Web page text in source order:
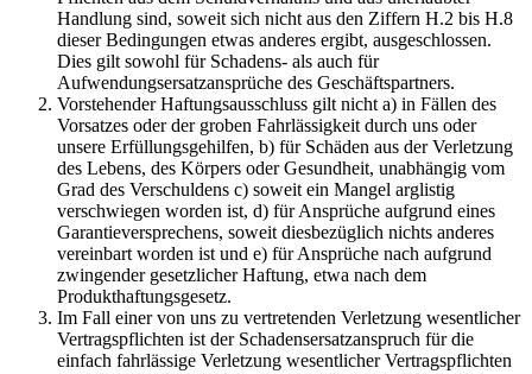
Handlung sind, soweit sich nicht aus den Ziffern H.2 bis H.8
dieser Bedingungen etwas anderes ergibt, ausgeschlossen.
Dies gilt sowohl für Schadens- als auch für
Aufwendungsersatzansprüche des Geschäftspartners.
Vorstehender Haftungsausschluss gilt nicht a) in Fällen des
Vorsatzes oder der groben Fahrlässigkeit durch uns oder
unsere Erfüllungsgehilfen, b) für Schäden aus der Verletzung
des Lebens, des Körpers oder Gesundheit, unabhängig vom
Grad des Verschuldens c) soweit ein Mangel arglistig
verschwiegen worden ist, d) für Ansprüche aufgrund eines
Garantieversprechens, soweit diesbezüglich nichts anderes
vereinbart worden ist und e) für Ansprüche nach aufgrund
zwingender gesetzlicher Haftung, etwa nach dem
Produkthaftungsgesetz.
Im Fall einer von uns zu vertretenden Verletzung wesentlicher
Vertragspflichten ist der Schadensersatzanspruch für die
einfach fahrlässige Verletzung wesentlicher Vertragspflichten